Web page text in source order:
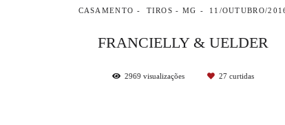
CASAMENTO TIROS - MG 11/OUTUBRO/
FRANCIELLY & UELDER
2969 visualizações 27 curtidas